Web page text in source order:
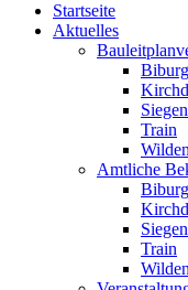
Startseite
Aktuelles
Biburg
Train
Amtliche
Biburg
Train